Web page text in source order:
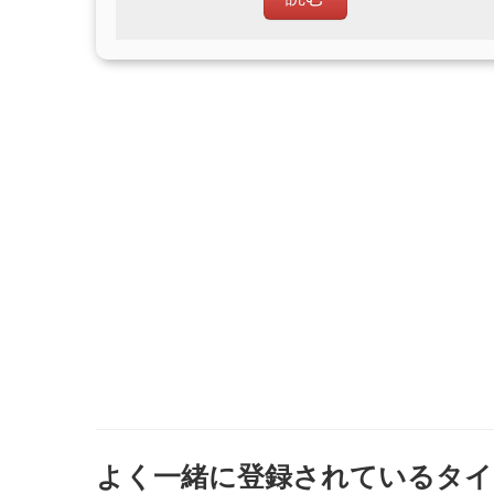
よく一緒に登録されているタ